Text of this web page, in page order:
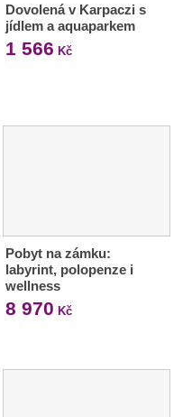
Dovolená v Karpaczi s
jídlem a aquaparkem
1 566 Kč
Pobyt na zámku:
labyrint, polopenze i
wellness
8 970 Kč